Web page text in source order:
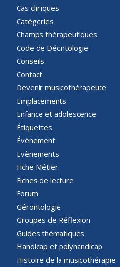
Cas cliniques
Catégories
Champs thérapeutiques
Code de Déontologie
Conseils
Contact
Devenir musicothérapeute
Emplacements
Enfance et adolescence
Étiquettes
Évènement
Evènements
Fiche Métier
Fiches de lecture
Forum
Gérontologie
Groupes de Réflexion
Guides thématiques
Handicap et polyhandicap
Histoire de la musicothérapie